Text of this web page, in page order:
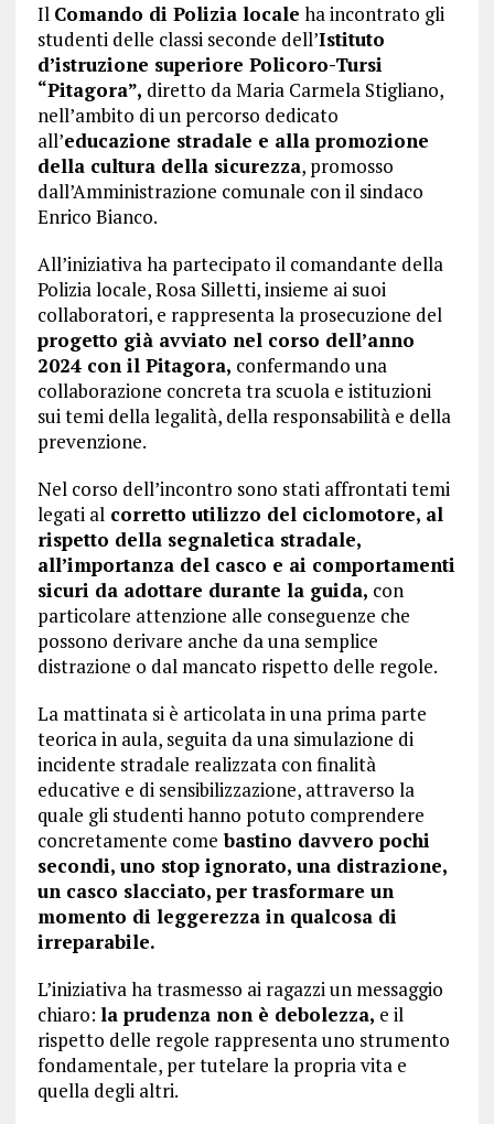
Il Comando di Polizia locale ha incontrato gli
studenti delle classi seconde dell’Istituto
d’istruzione superiore Policoro-Tursi
“Pitagora”, diretto da Maria Carmela Stigliano,
nell’ambito di un percorso dedicato
all’educazione stradale e alla promozione
della cultura della sicurezza, promosso
dall’Amministrazione comunale con il sindaco
Enrico Bianco.
All’iniziativa ha partecipato il comandante della
Polizia locale, Rosa Silletti, insieme ai suoi
collaboratori, e rappresenta la prosecuzione del
progetto già avviato nel corso dell’anno
2024 con il Pitagora, confermando una
collaborazione concreta tra scuola e istituzioni
sui temi della legalità, della responsabilità e della
prevenzione.
Nel corso dell’incontro sono stati affrontati temi
legati alcorretto utilizzo del ciclomotore, al
rispetto della segnaletica stradale,
all’importanza del casco e ai comportamenti
sicuri da adottare durante la guida, con
particolare attenzione alle conseguenze che
possono derivare anche da una semplice
distrazione o dal mancato rispetto delle regole.
La mattinata si è articolata in una prima parte
teorica in aula, seguita da una simulazione di
incidente stradale realizzata con finalità
educative e di sensibilizzazione, attraverso la
quale gli studenti hanno potuto comprendere
concretamente come bastino davvero pochi
secondi, uno stop ignorato, una distrazione,
un casco slacciato, per trasformare un
momento di leggerezza in qualcosa di
irreparabile.
L’iniziativa ha trasmesso ai ragazzi un messaggio
chiaro: la prudenza non è debolezza, e il
rispetto delle regole rappresenta uno strumento
fondamentale, per tutelare la propria vita e
quella degli altri.